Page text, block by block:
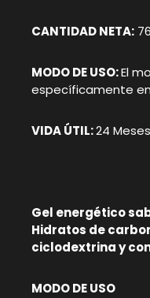
CANTIDAD NETA:
MODO DE USO:El
específicamente
VIDA ÚTIL:24
Gel energético
Hidratos de
ciclodextrina y
MODO DE USO